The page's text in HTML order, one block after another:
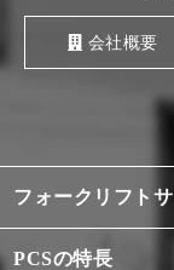
会社概要
フォークリフト
PCSの特長